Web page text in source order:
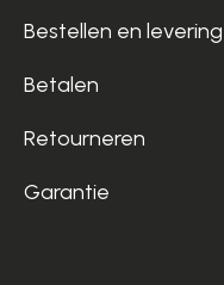
Bestellen en levering
Betalen
Retourneren
Garantie